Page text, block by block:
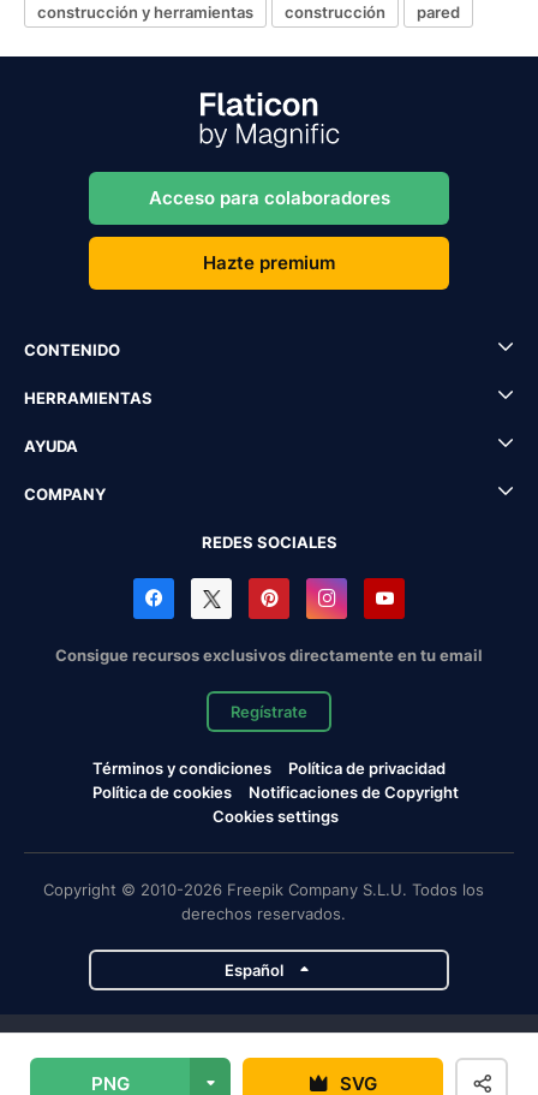
PNG SVG
construcción y herramientas construcción pared
Acceso para colaboradores
Hazte premium
CONTENIDO
HERRAMIENTAS
AYUDA
COMPANY
REDES SOCIALES
Consigue recursos exclusivos directamente en tu email
Regístrate
Términos y condiciones
Política de privacidad
Política de cookies
Notificaciones de Copyright
Cookies settings
Copyright © 2010-2026 Freepik Company S.L.U. Todos los
derechos reservados.
Español